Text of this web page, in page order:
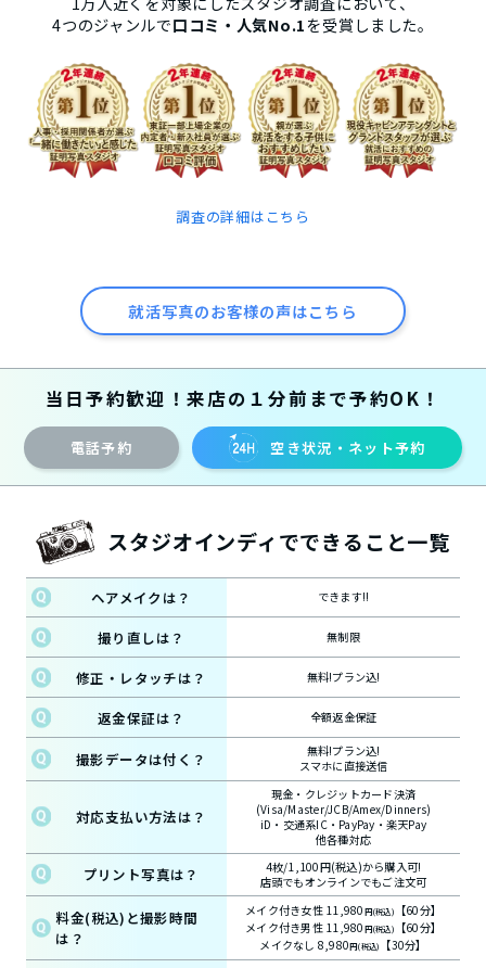
4つのジャンルで口コミ・人気No.1を受賞しました。
調査の詳細はこちら
就活写真のお客様の声はこちら
当日予約歓迎！来店の１分前まで予約OK！
電話予約 空き状況・ネット予約
スタジオインディでできること一覧
ヘアメイクは？ できます!!
撮り直しは？ 無制限
修正・レタッチは？ 無料!プラン込!
返金保証は？ 全額返金保証
撮影データは付く？
無料!プラン込!
スマホに直接送信
対応支払い方法は？
現金・クレジットカード決済
(Visa/Master/JCB/Amex/Dinners)
iD・交通系IC・PayPay・楽天Pay
他各種対応
プリント写真は？
4枚/1,100円(税込)から購入可!
店頭でもオンラインでもご注文可
料金(税込)と撮影時間
は？
メイク付き女性 11,980 円(税込)
【60分】
メイク付き男性 11,980 円(税込)
【60分】
メイクなし 8,980円(税込) 【30分】